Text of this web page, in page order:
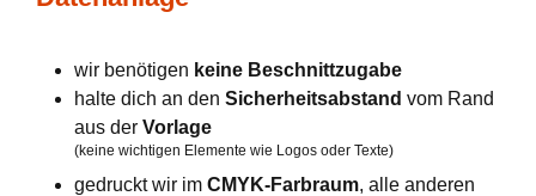
wir benötigen keine Beschnittzugabe
halte dich an den Sicherheitsabstand vom Rand
aus der Vorlage
(keine wichtigen Elemente wie Logos oder Texte)
gedruckt wir im CMYK-Farbraum, alle anderen